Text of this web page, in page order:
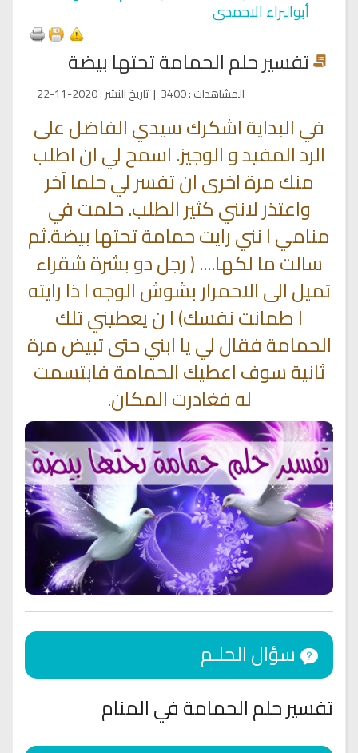
أبوالبراء الاحمدي
تفسير حلم الحمامة تحتها بيضة
المشاهدات:
3400
| تاريخ النشر:
2020-11-22
في البداية اشكرك سيدي الفاضل على
الرد المفيد و الوجيز. اسمح لي ان اطلب
منك مرة اخرى ان تفسر لي حلما آخر
واعتذر لانني كثير الطلب. حلمت في
منامي ا نني رايت حمامة تحتها بيضة.ثم
سالت ما لكها.... ( رجل دو بشرة شقراء
تميل الى الاحمرار بشوش الوجه ا ذا رايته
ا طمانت نفسك) ا ن يعطيني تلك
الحمامة فقال لي يا ابني حتى تبيض مرة
ثانية سوف اعطيك الحمامة فابتسمت
له فغادرت المكان.
تفسير حلم الحمامة في المنام